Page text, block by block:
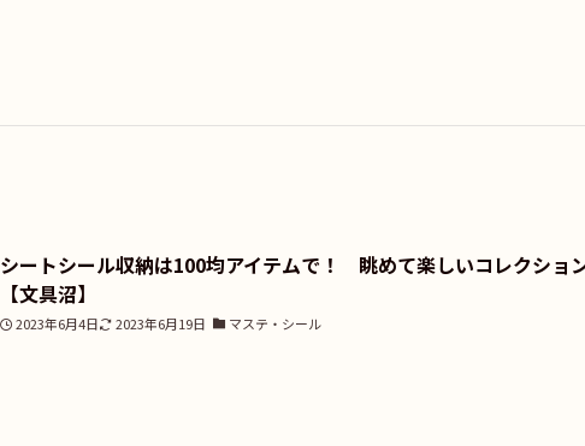
シートシール収納は100均アイテムで！ 眺めて楽しいコレクショ
【文具沼】
2023年6月4日 2023年6月19日 マステ・シール